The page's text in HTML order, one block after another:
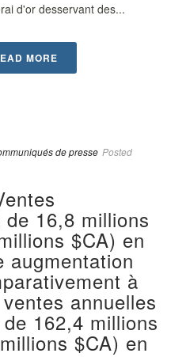
d'or desservant des...
MORE
de presse Posted
16,8 millions
$CA) en
augmentation
à
annuelles
162,4 millions
$CA) en